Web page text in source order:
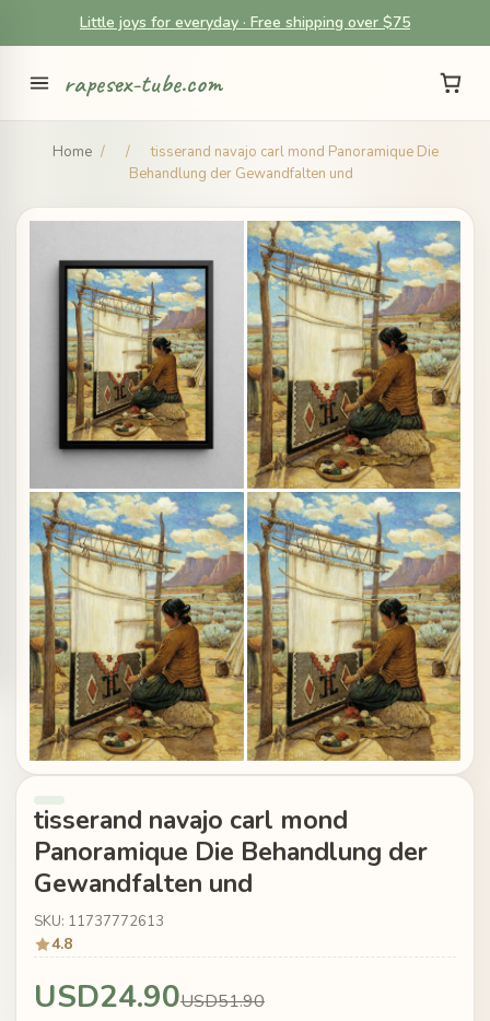
Little joys for everyday · Free shipping over $75
rapesex-tube.com
Home / /
tisserand navajo carl mond Panoramique Die
Behandlung der Gewandfalten und
tisserand navajo carl mond
Panoramique Die Behandlung der
Gewandfalten und
SKU: 11737772613
4.8
USD24.90USD51.90